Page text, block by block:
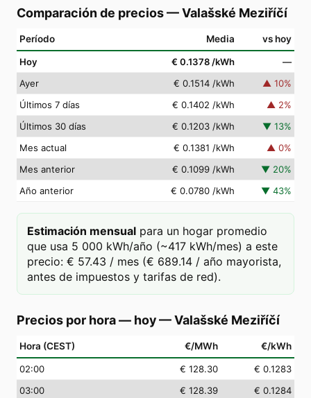
Comparación de precios—Valašské Meziříčí
Período Media vs hoy
Hoy € 0.1378 /kWh
—
Ayer
€ 0.1514 /kWh ▲ 10%
Últimos 7 días
€ 0.1402 /kWh ▲ 2%
Últimos 30 días
€ 0.1203 /kWh ▼ 13%
Mes actual
€ 0.1381 /kWh ▲ 0%
Mes anterior
€ 0.1099 /kWh ▼ 20%
Año anterior
€ 0.0780 /kWh ▼ 43%
Estimación mensual para un hogar promedio
que usa 5 000 kWh/año (~417 kWh/mes) a este
precio: € 57.43 / mes (€ 689.14 / año mayorista,
antes de impuestos y tarifas de red).
Precios por hora — hoy—Valašské Meziříčí
Hora (CEST) €/MWh €/kWh
02:00 € 128.30
€ 0.1283
03:00 € 128.39
€ 0.1284